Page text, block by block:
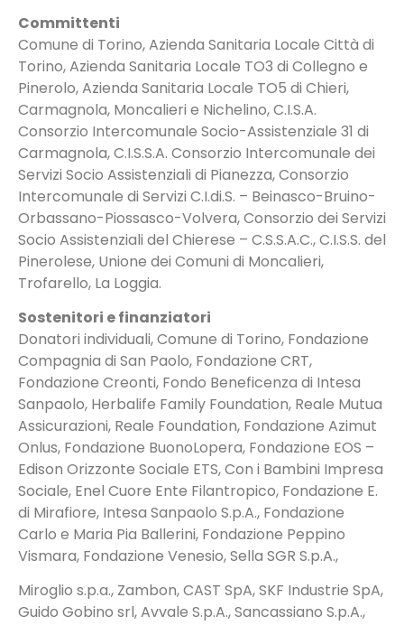
Committenti
Comune di Torino, Azienda Sanitaria Locale Città di
Torino, Azienda Sanitaria Locale TO3 di Collegno e
Pinerolo, Azienda Sanitaria Locale TO5 di Chieri,
Carmagnola, Moncalieri e Nichelino, C.I.S.A.
Consorzio Intercomunale Socio-Assistenziale 31 di
Carmagnola, C.I.S.S.A. Consorzio Intercomunale dei
Servizi Socio Assistenziali di Pianezza, Consorzio
Intercomunale di Servizi C.I.di.S. – Beinasco-Bruino-
Orbassano-Piossasco-Volvera, Consorzio dei Servizi
Socio Assistenziali del Chierese – C.S.S.A.C., C.I.S.S. del
Pinerolese, Unione dei Comuni di Moncalieri,
Trofarello, La Loggia.
Sostenitori e finanziatori
Donatori individuali, Comune di Torino, Fondazione
Compagnia di San Paolo, Fondazione CRT,
Fondazione Creonti, Fondo Beneficenza di Intesa
Sanpaolo, Herbalife Family Foundation, Reale Mutua
Assicurazioni, Reale Foundation, Fondazione Azimut
Onlus, Fondazione BuonoLopera, Fondazione EOS –
Edison Orizzonte Sociale ETS, Con i Bambini Impresa
Sociale, Enel Cuore Ente Filantropico, Fondazione E.
di Mirafiore, Intesa Sanpaolo S.p.A., Fondazione
Carlo e Maria Pia Ballerini, Fondazione Peppino
Vismara, Fondazione Venesio, Sella SGR S.p.A.,
Miroglio s.p.a., Zambon, CAST SpA, SKF Industrie SpA,
Guido Gobino srl, Avvale S.p.A., Sancassiano S.p.A.,